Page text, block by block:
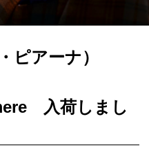
アーナ）
入荷しまし